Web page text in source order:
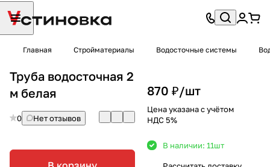
Главная Стройматериалы Водосточные системы
Труба водосточная 2
м белая
0 Нет отзывов
870 ₽/шт
Цена указана с учётом
НДС 5%
В наличии: 11шт